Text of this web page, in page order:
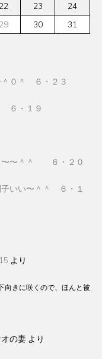
22 23
24
29 30 31
＾０＾ ６・２３
６・１９
〜〜＾＾ ６・２０
子いい〜＾＾ ６・１
より
向きに咲くので、ほんと被
の妻 より